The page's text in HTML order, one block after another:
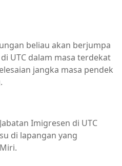
beliau akan berjumpa
UTC dalam masa terdekat
jangka masa pendek
Imigresen di UTC
di lapangan yang